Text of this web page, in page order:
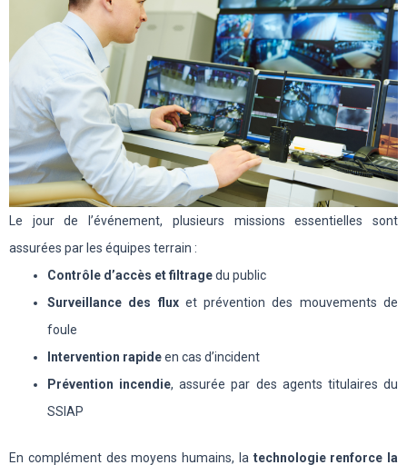
Le jour de l’événement, plusieurs missions essentielles sont
assurées par les équipes terrain :
Contrôle d’accès et filtragedu public
Surveillance des fluxet prévention des mouvements de
foule
Intervention rapideen cas d’incident
Prévention incendie, assurée par des agents titulaires du
SSIAP
En complément des moyens humains, la technologie renforce la